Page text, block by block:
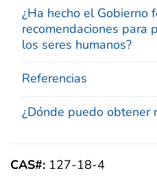
¿Ha hecho el Gobierno
recomendaciones para
los seres humanos?
Referencias
¿Dónde puedo obtener
CAS#: 127-18-4